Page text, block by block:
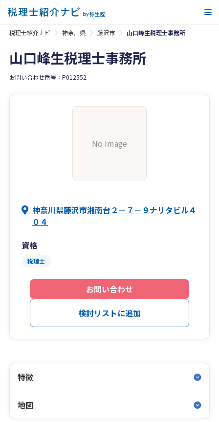
税理士紹介ナビ 神奈川県 藤沢市 山口峰生税理士事務所
山口峰生税理士事務所
お問い合わせ番号：P012552
No Image
神奈川県藤沢市湘南台２－７－９ナリタビル４
０４
資格
税理士
お問い合わせ
検討リストに追加
特徴
地図